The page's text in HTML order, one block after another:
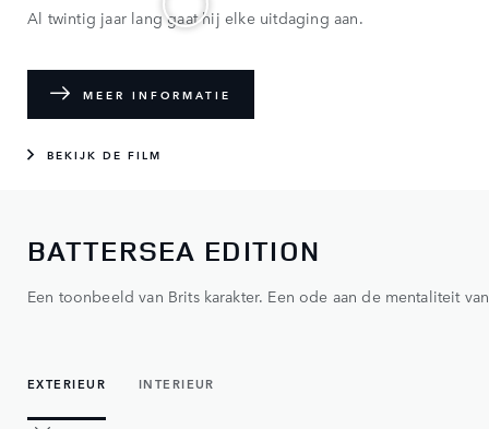
Al twintig jaar lang gaat hij elke uitdaging aan.
MEER INFORMATIE
BEKIJK DE FILM
BATTERSEA EDITION
Een toonbeeld van Brits karakter. Een ode aan de mentaliteit
EXTERIEUR INTERIEUR